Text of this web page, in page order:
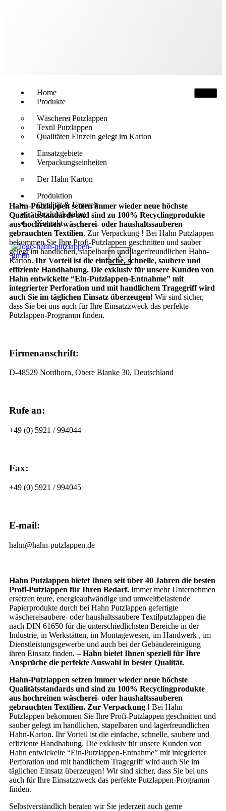
Home
Produkte
Wäscherei Putzlappen
Textil Putzlappen
Qualitäten Einzeln gelegt im Karton
Einsatzgebiete
Verpackungseinheiten
Der Hahn Karton
Produktion
Qualität & Umwelt
Produktkatalog
Kontakt
X
Hahn-Putzlappen setzen immer wieder neue höchste
Qualitätsstandards und sind zu 100% Recyclingprodukte
aus hochreinen wäscherei- oder haushaltssauberen
gebrauchten Textilien. Zur Verpackung ! Bei Hahn Putzlappen
bekommen Sie Ihre Profi-Putzlappen geschnitten und sauber
gelegt im handlichen, stapelbaren und lagerfreundlichen Hahn-
Karton. Ihr Vorteil ist die einfache, schnelle, saubere und
effiziente Handhabung. Die exklusiv für unsere Kunden von
Hahn entwickelte “Ein-Putzlappen-Entnahme” mit
integrierter Perforation und mit handlichem Tragegriff wird
auch Sie im täglichen Einsatz überzeugen! Wir sind sicher,
dass Sie bei uns auch für Ihre Einsatzzweck das perfekte
Putzlappen-Programm finden.
Firmenanschrift:
D-48529 Nordhorn, Obere Blanke 30, Deutschland
Rufe an:
+49 (0) 5921 / 994044
Fax:
+49 (0) 5921 / 994045
E-mail:
hahn@hahn-putzlappen.de
Hahn Putzlappen bietet Ihnen seit über 40 Jahren die besten
Profi-Putzlappen für Ihren Bedarf. Immer mehr Unternehmen
ersetzen teure, energieaufwändige und umweltbelastende
Papierprodukte durch bei Hahn Putzlappen gefertigte
wäschereisaubere- oder haushaltssaubere Textilputzlappen die
nach DIN 61650 für die unterschiedlichsten Bereiche in der
Industrie, in Werkstätten, im Montagewesen, im Handwerk , im
Dienstleistungsgewerbe und auch bei der Gebäudereinigung
ihren Einsatz finden. – Hahn bietet Ihnen speziell für Ihre
Ansprüche die perfekte Auswahl in bester Qualität.
Hahn-Putzlappen setzen immer wieder neue höchste
Qualitätsstandards und sind zu 100% Recyclingprodukte
aus hochreinen wäscherei- oder haushaltssauberen
gebrauchten Textilien. Zur Verpackung ! Bei Hahn
Putzlappen bekommen Sie Ihre Profi-Putzlappen geschnitten und
sauber gelegt im handlichen, stapelbaren und lagerfreundlichen
Hahn-Karton. Ihr Vorteil ist die einfache, schnelle, saubere und
effiziente Handhabung. Die exklusiv für unsere Kunden von
Hahn entwickelte “Ein-Putzlappen-Entnahme” mit integrierter
Perforation und mit handlichem Tragegriff wird auch Sie im
täglichen Einsatz überzeugen! Wir sind sicher, dass Sie bei uns
auch für Ihre Einsatzzweck das perfekte Putzlappen-Programm
finden.
Selbstverständlich beraten wir Sie jederzeit auch gerne